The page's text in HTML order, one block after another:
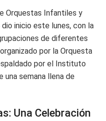
Orquestas Infantiles y
inicio este lunes, con la
de diferentes
por la Orquesta
por el Instituto
una semana llena de
Una Celebración